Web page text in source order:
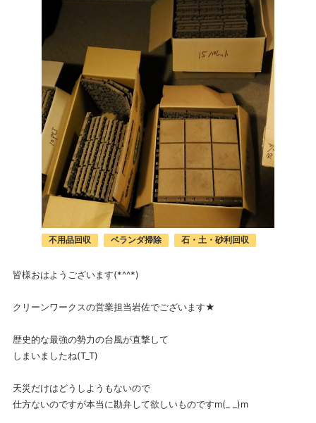
不用品回収 ベランダ掃除 石・土・砂利回収
皆様おはようございます(*^^*)
クリーンワークスの営業担当岩佐でございます★
歴史的な最強の勢力の台風が直撃して
しまいましたね(T_T)
天災だけはどうしようもないので
仕方ないのですが本当に勘弁して欲しいものですm(_ _)m